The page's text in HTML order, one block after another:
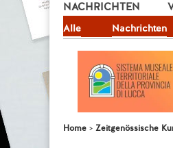
NACHRICHTEN
Alle Nachrichten
JOB
Home Zeitgenössische